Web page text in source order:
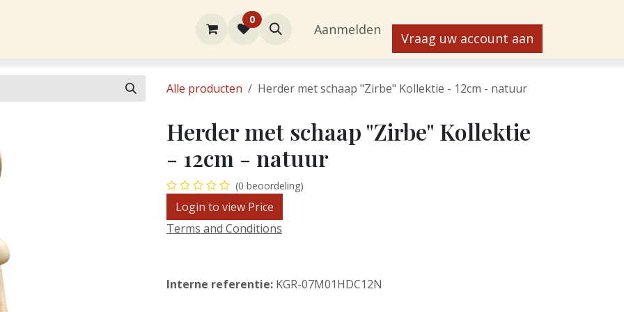
Contact
0
Aanmelden
Vraag uw account aan
Alle producten Herder met schaap "Zirbe" Kollektie - 12cm - natuur
Herder met schaap "Zirbe" Kollektie
- 12cm - natuur
(0 beoordeling)
Login to view Price
Terms and Conditions
Interne referentie: KGR-07M01HDC12N